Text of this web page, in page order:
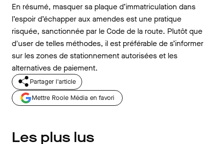
En résumé, masquer sa plaque d’immatriculation dans
l’espoir d’échapper aux amendes est une pratique
risquée, sanctionnée par le Code de la route. Plutôt que
d'user de telles méthodes, il est préférable de s’informer
sur les zones de stationnement autorisées et les
alternatives de paiement.
Partager l'article
Mettre Roole Média en favori
Les plus lus